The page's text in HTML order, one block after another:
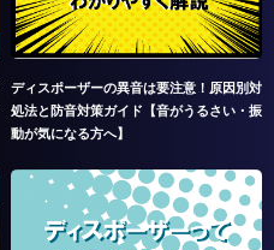
ディスポーザーの異音は要注意！原因別対
処法と防音対策ガイド【音がうるさい・振
動が気になる方へ】